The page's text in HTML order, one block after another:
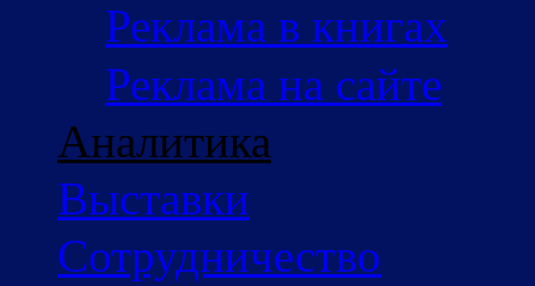
Реклама в книгах
Реклама на сайте
Аналитика
Выставки
Сотрудничество